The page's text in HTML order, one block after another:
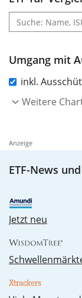
Umgang mit
inkl.
Weitere
Anzeige
ETF-News
Jetzt neu